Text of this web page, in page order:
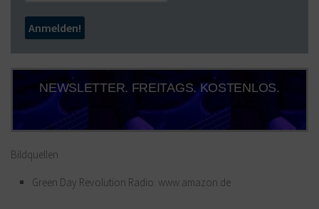
NEWSLETTER. FREITAGS. KOSTENLOS.
Bildquellen
Green Day Revolution Radio: www.amazon.de